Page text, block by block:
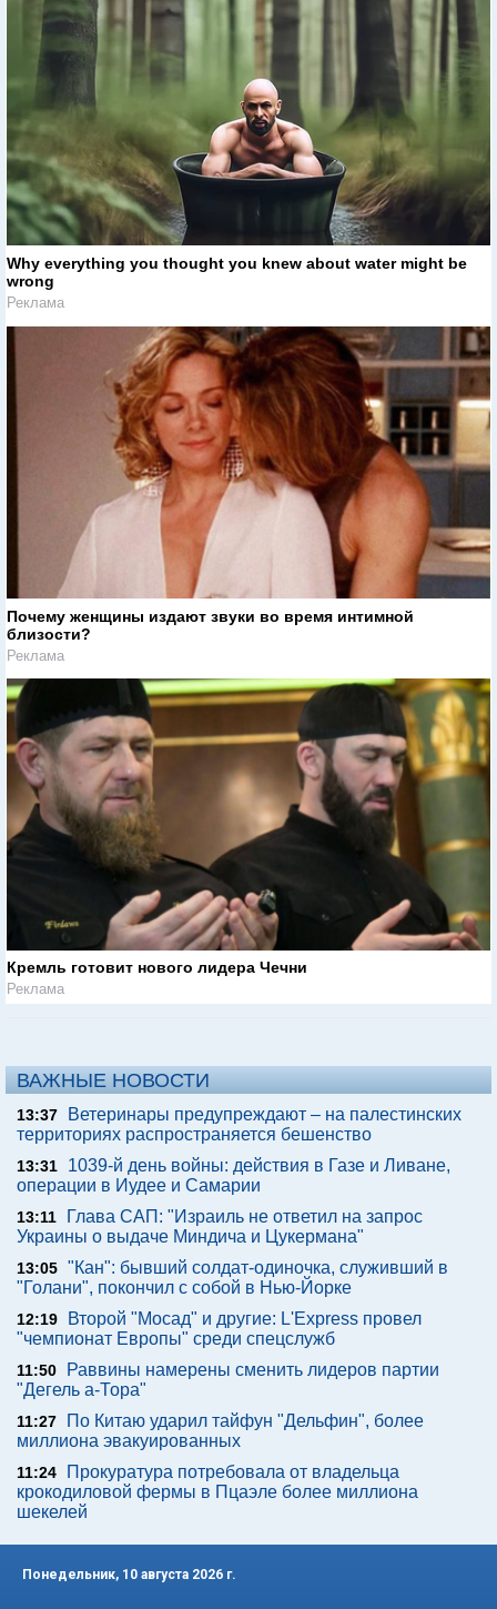
Why everything you thought you knew about water might be
wrong
Реклама
Почему женщины издают звуки во время интимной
близости?
Реклама
Кремль готовит нового лидера Чечни
Реклама
ВАЖНЫЕ НОВОСТИ
13:37
Ветеринары предупреждают – на палестинских
территориях распространяется бешенство
13:31
1039-й день войны: действия в Газе и Ливане,
операции в Иудее и Самарии
13:11
Глава САП: "Израиль не ответил на запрос
Украины о выдаче Миндича и Цукермана"
13:05 "Кан": бывший солдат-одиночка, служивший в
"Голани", покончил с собой в Нью-Йорке
12:19
Второй "Мосад" и другие: L'Express провел
"чемпионат Европы" среди спецслужб
11:50
Раввины намерены сменить лидеров партии
"Дегель а-Тора"
11:27
По Китаю ударил тайфун "Дельфин", более
миллиона эвакуированных
11:24
Прокуратура потребовала от владельца
крокодиловой фермы в Пцаэле более миллиона
шекелей
Понедельник, 10 августа 2026 г.